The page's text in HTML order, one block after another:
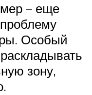
– еще
Особый
зону,